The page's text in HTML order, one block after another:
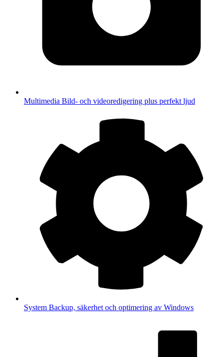
Multimedia Bild- och videoredigering plus perfekt ljud
System Backup, säkerhet och optimering av Windows